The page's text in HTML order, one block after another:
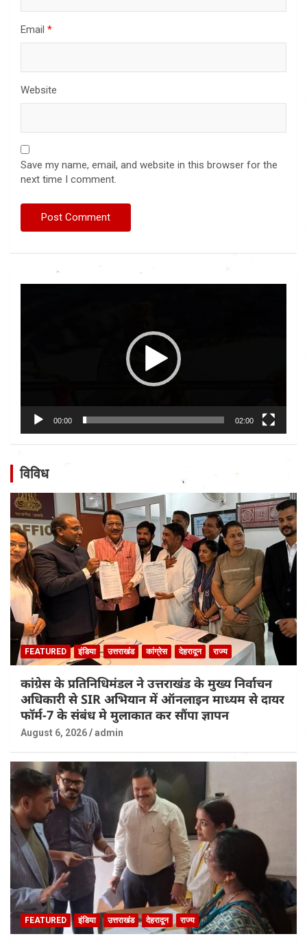
Email *
Website
Save my name, email, and website in this browser for the
next time I comment.
00:00 02:00
विविध
FEATURED इंडिया उत्तराखंड कांग्रेस देहरादून राज्य
कांग्रेस के प्रतिनिधिमंडल ने उत्तराखंड के मुख्य निर्वाचन
अधिकारी से SIR अभियान में ऑनलाइन माध्यम से दायर
फॉर्म-7 के संबंध मे मुलाकात कर सौंपा ज्ञापन
August 6, 2026 admin
FEATURED इंडिया उत्तराखंड देहरादून राज्य